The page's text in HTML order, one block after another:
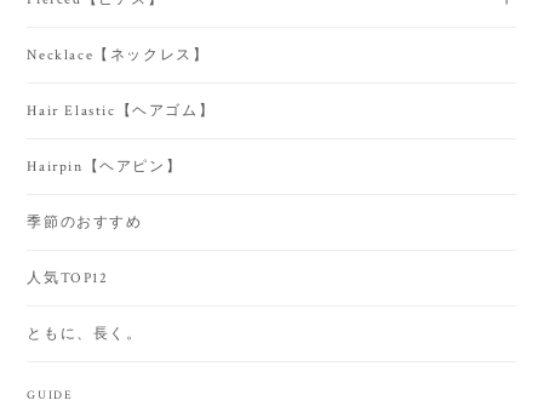
Necklace【ネックレス】
Hair Elastic【ヘアゴム】
Hairpin【ヘアピン】
季節のおすすめ
人気TOP12
ともに、長く。
GUIDE